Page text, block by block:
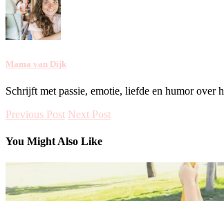
Mama van Dijk
Schrijft met passie, emotie, liefde en humor over
Previous Post Next Post
You Might Also Like